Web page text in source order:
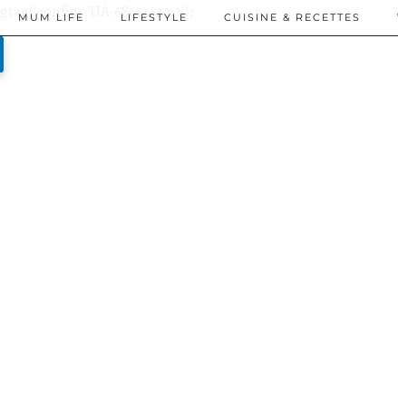
gtag('config', 'UA-68614623-1');
MUM LIFE LIFESTYLE CUISINE & RECETTES